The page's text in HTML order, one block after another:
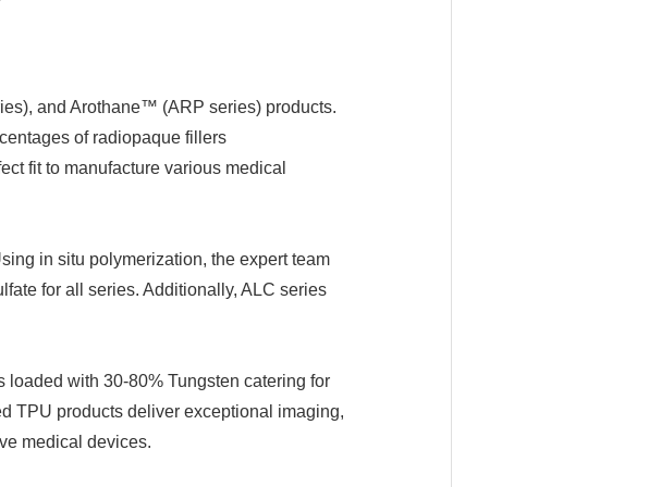
and Arothane™ (ARP series) products.
of radiopaque fillers
fit to manufacture various medical
in situ polymerization, the expert team
for all series. Additionally, ALC series
loaded with 30-80% Tungsten catering for
TPU products deliver exceptional imaging,
medical devices.